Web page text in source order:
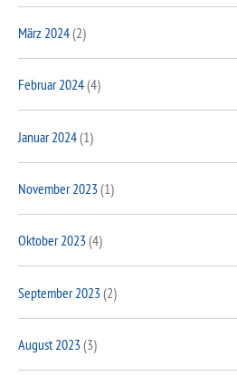
März 2024(2)
Februar 2024(4)
Januar 2024(1)
November 2023(1)
Oktober 2023(4)
September 2023(2)
August 2023(3)